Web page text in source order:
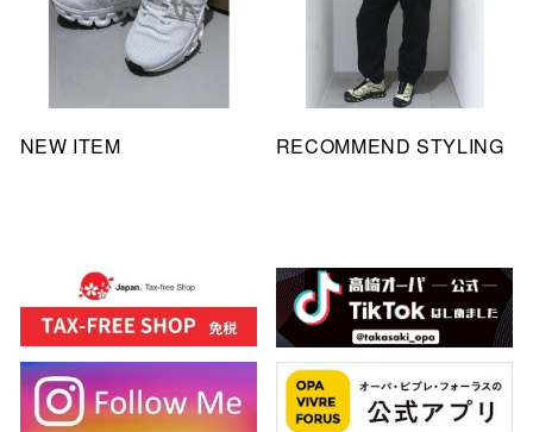
NEW ITEM RECOMMEND STYLING